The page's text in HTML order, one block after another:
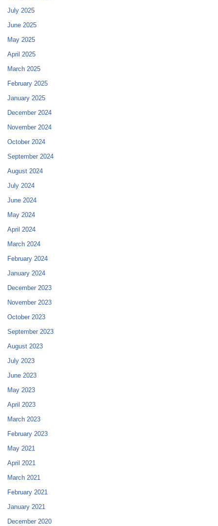
July 2025
June 2025
May 2025
April 2025
March 2025
February 2025
January 2025
December 2024
November 2024
October 2024
September 2024
August 2024
July 2024
June 2024
May 2024
April 2024
March 2024
February 2024
January 2024
December 2023
November 2023
October 2023
September 2023
August 2023
July 2023
June 2023
May 2023
April 2023
March 2023
February 2023
May 2021
April 2021
March 2021
February 2021
January 2021
December 2020